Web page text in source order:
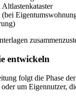
entwickeln
folgt die Phase
um Eigennutzer,